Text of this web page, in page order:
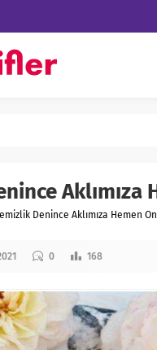
Aklımıza
Denince Aklımıza Hemen
0 168